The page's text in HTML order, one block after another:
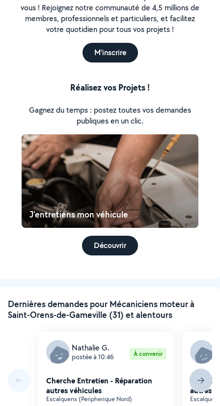
vous ! Rejoignez notre communauté de 4,5 millions de
membres, professionnels et particuliers, et facilitez
votre quotidien pour tous vos projets !
M'inscrire
Réalisez vos Projets !
Gagnez du temps : postez toutes vos demandes
publiques en un clic.
J'entretiens mon véhicule
Découvrir
Dernières demandes pour Mécaniciens moteur à
Saint-Orens-de-Gameville (31) et alentours
Nathalie G.
postée à 10:46 À convenir
Cherche Entretien - Réparation
autres véhicules
Escalquens (Peripherique Nord)
autres